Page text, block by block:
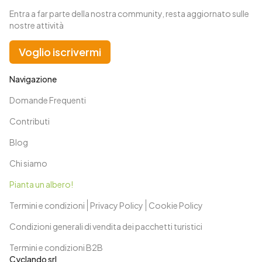
Cyclando srl
Navigazione
Domande Frequenti
Contributi
Blog
Chi siamo
Pianta un albero!
Termini e condizioni
Privacy Policy
Cookie Policy
Condizioni generali di vendita dei pacchetti turistici
Termini e condizioni B2B
Entra a far parte della nostra community, resta aggiornato sulle
nostre attività
Voglio iscrivermi